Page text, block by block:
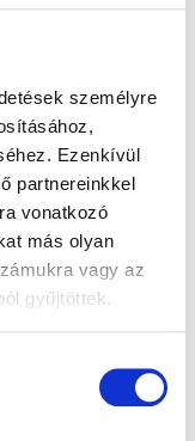
személyre
Ezenkívül
partnereinkkel
vonatkozó
más olyan
vagy az
gyűjtöttek.
bárki által
információ
ilyen adatok
Alapkezelő a
partnercégek
Alapkezelő nem
helyességéért
0